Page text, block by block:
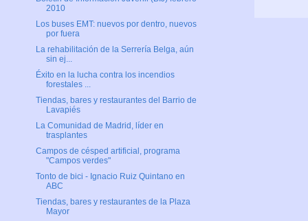
2010
Los buses EMT: nuevos por dentro, nuevos
por fuera
La rehabilitación de la Serrería Belga, aún
sin ej...
Éxito en la lucha contra los incendios
forestales ...
Tiendas, bares y restaurantes del Barrio de
Lavapiés
La Comunidad de Madrid, líder en
trasplantes
Campos de césped artificial, programa
"Campos verdes"
Tonto de bici - Ignacio Ruiz Quintano en
ABC
Tiendas, bares y restaurantes de la Plaza
Mayor